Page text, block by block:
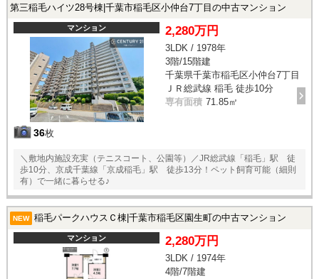
第三稲毛ハイツ28号棟|千葉市稲毛区小仲台7丁目の中古マンション
マンション
36枚
2,280万円
3LDK / 1978年
3階/15階建
千葉県千葉市稲毛区小仲台7丁目
ＪＲ総武線 稲毛 徒歩10分
専有面積 71.85㎡
＼敷地内施設充実（テニスコート、公園等）／JR総武線「稲毛」駅 徒
歩10分、京成千葉線「京成稲毛」駅 徒歩13分！ペット飼育可能（細則
有）で一緒に暮らせる♪
NEW 稲毛パークハウスＣ棟|千葉市稲毛区園生町の中古マンション
マンション 2,280万円
3LDK / 1974年
4階/7階建